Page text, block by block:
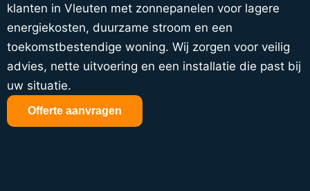
klanten in Vleuten met zonnepanelen voor lagere
energiekosten, duurzame stroom en een
toekomstbestendige woning. Wij zorgen voor veilig
advies, nette uitvoering en een installatie die past bij
uw situatie.
Offerte aanvragen